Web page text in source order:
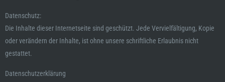
Datenschutz:
Die Inhalte dieser Internetseite sind geschützt. Jede Vervielfältigung, Kopie
oder verändern der Inhalte, ist ohne unsere schriftliche Erlaubnis nicht
gestattet.
Datenschutzerklärung